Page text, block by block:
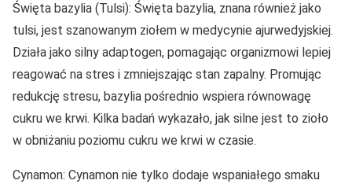
Święta bazylia (Tulsi): Święta bazylia, znana również jako
tulsi, jest szanowanym ziołem w medycynie ajurwedyjskiej.
Działa jako silny adaptogen, pomagając organizmowi lepiej
reagować na stres i zmniejszając stan zapalny. Promując
redukcję stresu, bazylia pośrednio wspiera równowagę
cukru we krwi. Kilka badań wykazało, jak silne jest to zioło
w obniżaniu poziomu cukru we krwi w czasie.
Cynamon: Cynamon nie tylko dodaje wspaniałego smaku